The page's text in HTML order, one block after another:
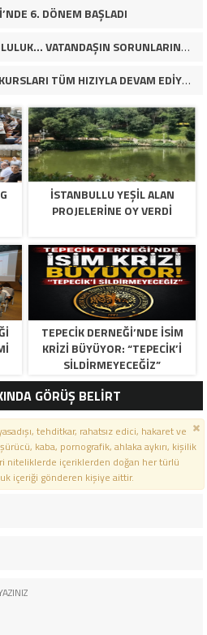
6. DÖNEM BAŞLADI
“GENÇ YAŞTA BÜYÜK SORUMLULUK… VATANDAŞIN SORUNLARINA ÇÖZÜM ARIYOR!”
BEYLİKDÜZÜ’NDE YAZ SPOR KURSLARI TÜM HIZIYLA DEVAM EDİYOR
İSTANBULLU YEŞİL ALAN
PROJELERİNE OY VERDİ
TEPECİK DERNEĞİ’NDE İSİM
KRİZİ BÜYÜYOR: “TEPECİK’İ
SİLDİRMEYECEĞİZ”
GÖRÜŞ BELİRT
tehditkar, rahatsız edici, hakaret ve
kaba, pornografik, ahlaka aykırı, kişilik
niteliklerde içeriklerden doğan her türlü
içeriği gönderen kişiye aittir.